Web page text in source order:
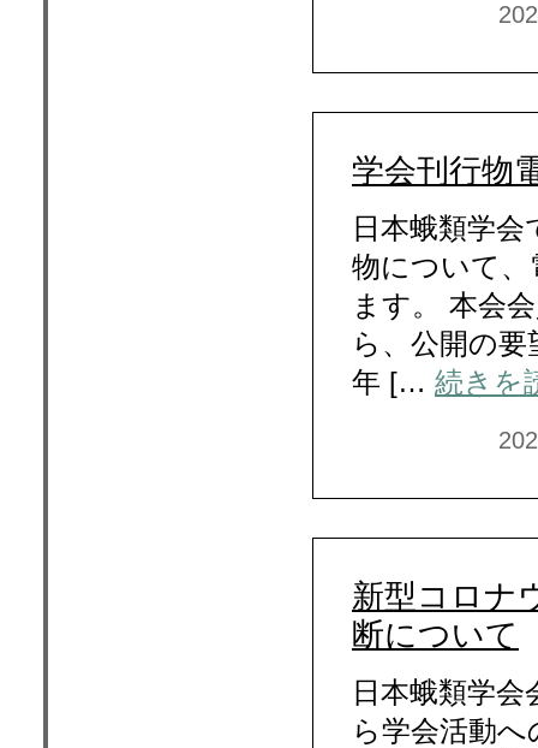
学会刊行物
日本蛾類学
物について、
ます。 本会
ら、公開の
年 [… 続きを
新型コロナ
断について
日本蛾類学
ら学会活動